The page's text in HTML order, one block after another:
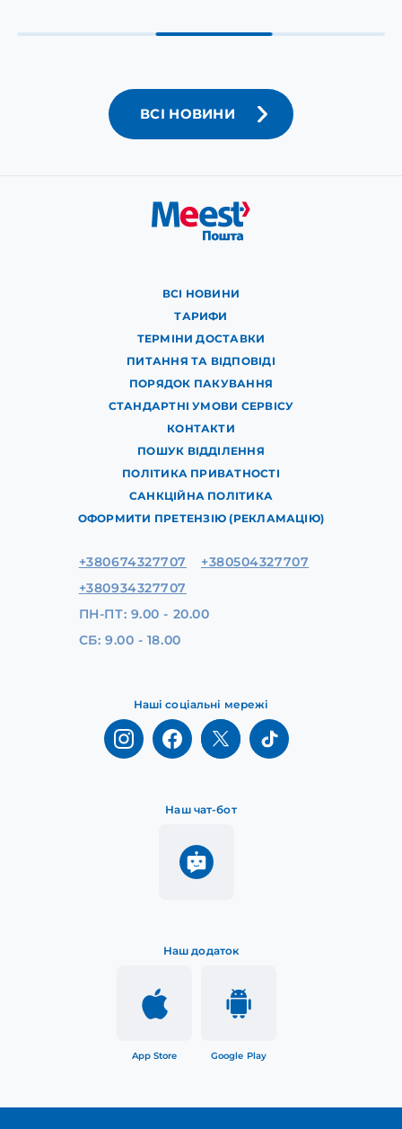
ВСІ НОВИНИ
ВСІ НОВИНИ
ТАРИФИ
ТЕРМІНИ ДОСТАВКИ
ПИТАННЯ ТА ВІДПОВІДІ
ПОРЯДОК ПАКУВАННЯ
СТАНДАРТНІ УМОВИ СЕРВІСУ
КОНТАКТИ
ПОШУК ВІДДІЛЕННЯ
ПОЛІТИКА ПРИВАТНОСТІ
САНКЦІЙНА ПОЛІТИКА
ОФОРМИТИ ПРЕТЕНЗІЮ (РЕКЛАМАЦІЮ)
Наш додаток
App Store Google Play
Наш чат-бот
Наші соціальні мережі
+380674327707
+380504327707
+380934327707
ПН-ПТ: 9.00 - 20.00
СБ: 9.00 - 18.00